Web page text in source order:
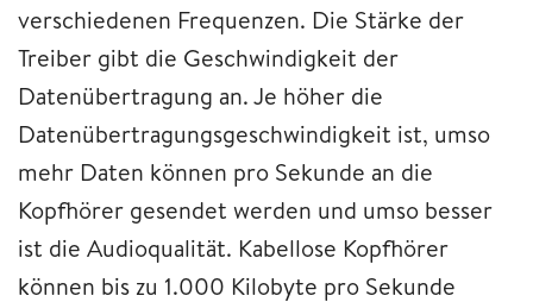
verschiedenen Frequenzen. Die Stärke der
Treiber gibt die Geschwindigkeit der
Datenübertragung an. Je höher die
Datenübertragungsgeschwindigkeit ist, umso
mehr Daten können pro Sekunde an die
Kopfhörer gesendet werden und umso besser
ist die Audioqualität. Kabellose Kopfhörer
können bis zu 1.000 Kilobyte pro Sekunde